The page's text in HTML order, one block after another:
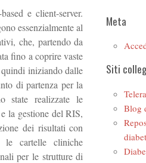
e client-server.
essenzialmente al
che, partendo da
fino a coprire vaste
iniziando dalle
di partenza per la
state realizzate le
la gestione del RIS,
dei risultati con
le cartelle cliniche
per le strutture di
Meta
Siti
Blog